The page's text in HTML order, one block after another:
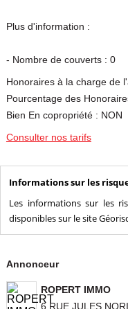
Plus d'information :
- Nombre de couverts : 0
Honoraires à la charge de
Pourcentage des
Bien En copropriété : NON
Consulter nos tarifs
Informations sur les
Les informations sur les
disponibles sur le site
Annonceur
ROPERT IMMO
6 RUE JULES